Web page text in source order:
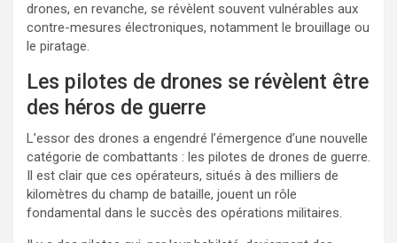
drones, en revanche, se révèlent souvent vulnérables aux
contre-mesures électroniques, notamment le brouillage ou
le piratage.
Les pilotes de drones se révèlent être
des héros de guerre
L’essor des drones a engendré l’émergence d’une nouvelle
catégorie de combattants : les pilotes de drones de guerre.
Il est clair que ces opérateurs, situés à des milliers de
kilomètres du champ de bataille, jouent un rôle
fondamental dans le succès des opérations militaires.